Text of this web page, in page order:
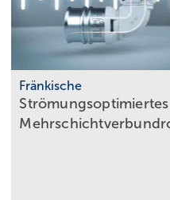
Fränkische
Strömungsoptimiertes